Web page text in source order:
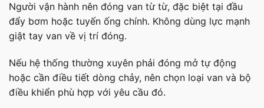
Người vận hành nên đóng van từ từ, đặc biệt tại đầu
đẩy bơm hoặc tuyến ống chính. Không dùng lực mạnh
giật tay van về vị trí đóng.
Nếu hệ thống thường xuyên phải đóng mở tự động
hoặc cần điều tiết dòng chảy, nên chọn loại van và bộ
điều khiển phù hợp với yêu cầu đó.